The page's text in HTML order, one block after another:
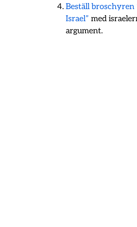
Beställ broschyren
Israel” med
argument.